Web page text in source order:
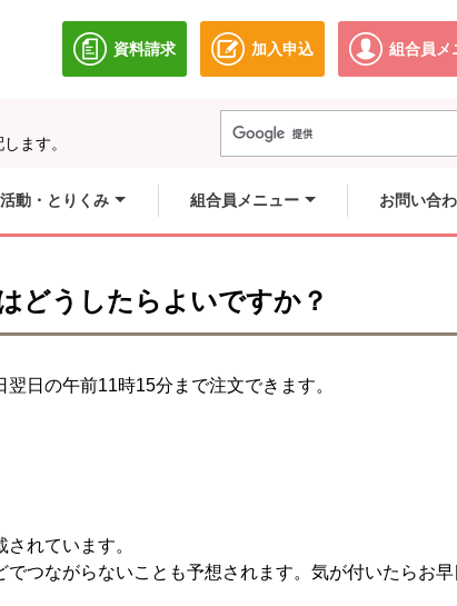
資料請求
別のウィンドウで開きます。
加入申込
別のウィンドウで開きます
組合員メ
別の
ます。
活動・とりくみ 組合員メニュー お問い合
どうしたらよいですか？
日の午前11時15分まで注文できます。
れています。
つながらないことも予想されます。気が付いたらお早